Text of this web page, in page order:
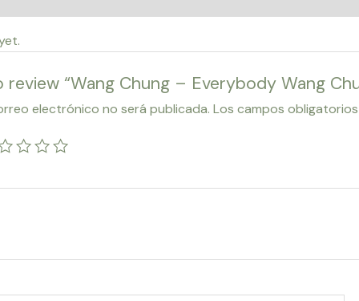
“Wang Chung – Everybody Wang
electrónico no será publicada. Los campos